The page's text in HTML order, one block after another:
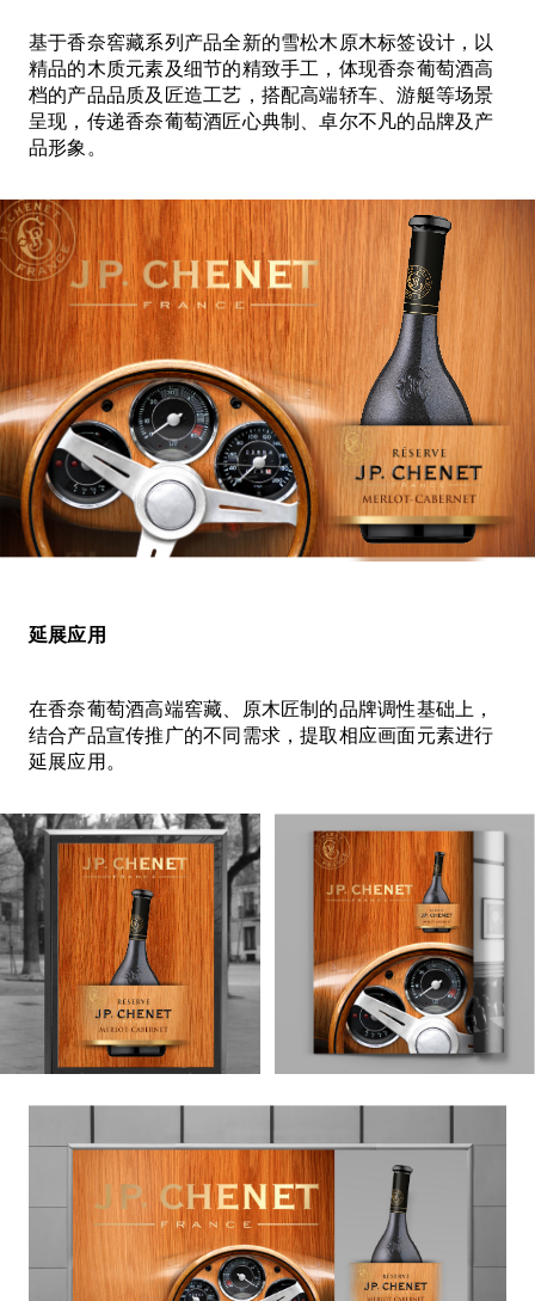
基于香奈窖藏系列产品全新的雪松木原木标签设计，以
精品的木质元素及细节的精致手工，体现香奈葡萄酒高
档的产品品质及匠造工艺，搭配高端轿车、游艇等场景
呈现，传递香奈葡萄酒匠心典制、卓尔不凡的品牌及产
品形象。
延展应用
在香奈葡萄酒高端窖藏、原木匠制的品牌调性基础上，
结合产品宣传推广的不同需求，提取相应画面元素进行
延展应用。